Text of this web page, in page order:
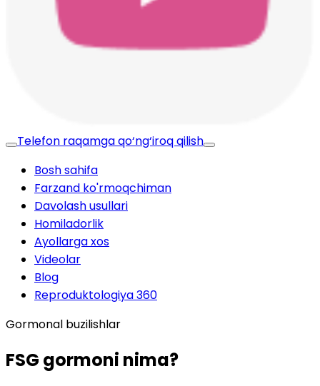
Telefon raqamga qo‘ng‘iroq qilish
Bosh sahifa
Farzand ko'rmoqchiman
Davolash usullari
Homiladorlik
Ayollarga xos
Videolar
Blog
Reproduktologiya 360
Gormonal buzilishlar
FSG gormoni nima?